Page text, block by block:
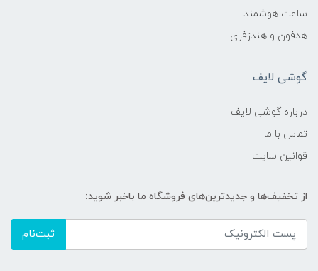
ساعت هوشمند
هدفون و هندزفری
گوشی لایف
درباره گوشی لایف
تماس با ما
قوانین سایت
از تخفیف‌ها و جدیدترین‌های فروشگاه ما باخبر شوید:
ثبت‌نام